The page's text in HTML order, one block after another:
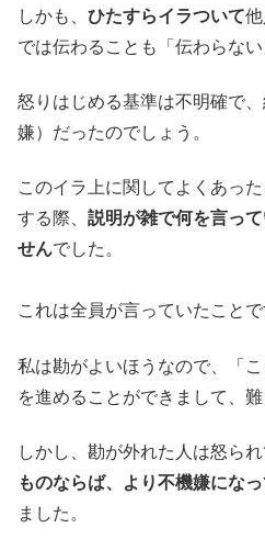
しかも、 ひたすらイラついて
では伝わることも「伝わらない
怒りはじめる基準は不明確で
嫌）だったのでしょう。
このイラ上に関してよくあっ
する際、 説明が雑で何を言っ
せんでした。
これは全員が言っていたことで
私は勘がよいほうなので、「
を進めることができまして、
しかし、勘が外れた人は怒られ
ものならば、より不機嫌にな
ました。